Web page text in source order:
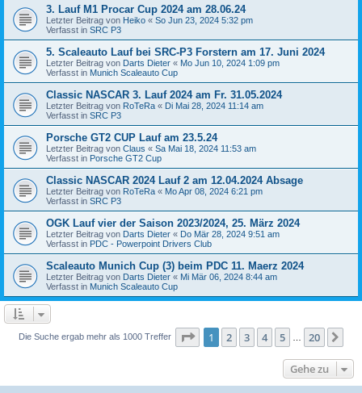
3. Lauf M1 Procar Cup 2024 am 28.06.24
Letzter Beitrag von Heiko « So Jun 23, 2024 5:32 pm
Verfasst in SRC P3
5. Scaleauto Lauf bei SRC-P3 Forstern am 17. Juni 2024
Letzter Beitrag von Darts Dieter « Mo Jun 10, 2024 1:09 pm
Verfasst in Munich Scaleauto Cup
Classic NASCAR 3. Lauf 2024 am Fr. 31.05.2024
Letzter Beitrag von RoTeRa « Di Mai 28, 2024 11:14 am
Verfasst in SRC P3
Porsche GT2 CUP Lauf am 23.5.24
Letzter Beitrag von Claus « Sa Mai 18, 2024 11:53 am
Verfasst in Porsche GT2 Cup
Classic NASCAR 2024 Lauf 2 am 12.04.2024 Absage
Letzter Beitrag von RoTeRa « Mo Apr 08, 2024 6:21 pm
Verfasst in SRC P3
OGK Lauf vier der Saison 2023/2024, 25. März 2024
Letzter Beitrag von Darts Dieter « Do Mär 28, 2024 9:51 am
Verfasst in PDC - Powerpoint Drivers Club
Scaleauto Munich Cup (3) beim PDC 11. Maerz 2024
Letzter Beitrag von Darts Dieter « Mi Mär 06, 2024 8:44 am
Verfasst in Munich Scaleauto Cup
Die Suche ergab mehr als 1000 Treffer Seite 1von 20
1 2 3 4 5 20
Gehe zu